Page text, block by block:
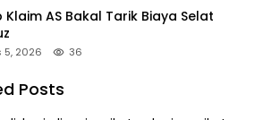
Klaim AS Bakal Tarik Biaya Selat
5, 2026 36
Posts